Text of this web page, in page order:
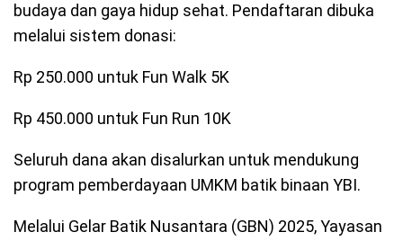
budaya dan gaya hidup sehat. Pendaftaran dibuka
melalui sistem donasi:
Rp 250.000 untuk Fun Walk 5K
Rp 450.000 untuk Fun Run 10K
Seluruh dana akan disalurkan untuk mendukung
program pemberdayaan UMKM batik binaan YBI.
Melalui Gelar Batik Nusantara (GBN) 2025, Yayasan